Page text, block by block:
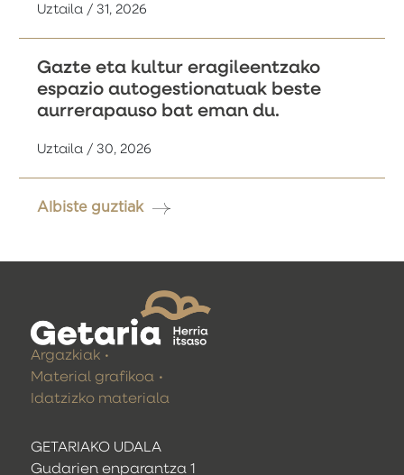
Uztaila / 31, 2026
Gazte eta kultur eragileentzako
espazio autogestionatuak beste
aurrerapauso bat eman du.
Uztaila / 30, 2026
Albiste guztiak
GETARIAKO UDALA
Gudarien enparantza 1
Argazkiak
Material grafikoa
Idatzizko materiala